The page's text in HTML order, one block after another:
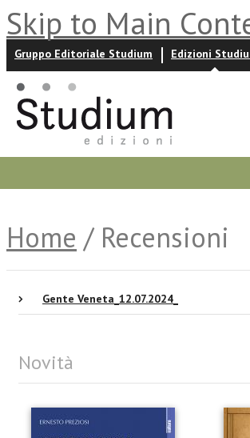
Skip to Main
Gruppo Editoriale Studium Edizioni
Home / Recensioni
Gente Veneta_12.07.2024_
Novità